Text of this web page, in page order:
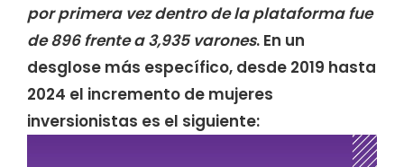
por primera vez dentro de la plataforma fue
de 896 frente a 3,935 varones. En un
desglose más específico, desde 2019 hasta
2024 el incremento de mujeres
inversionistas es el siguiente: